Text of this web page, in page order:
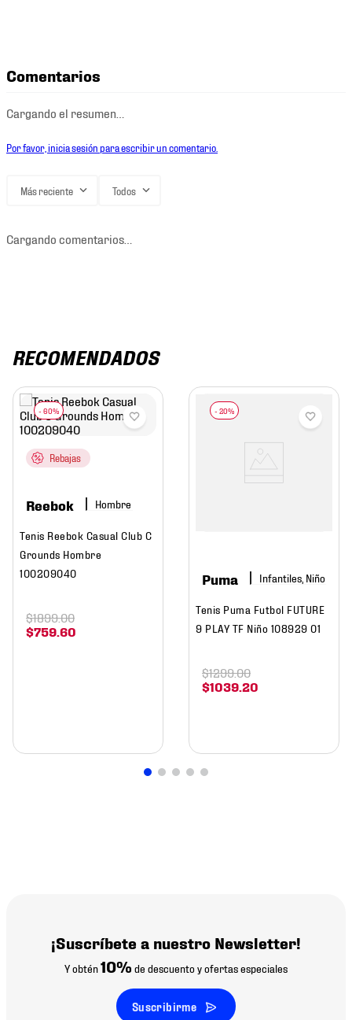
Comentarios
Cargando el resumen…
Por favor, inicia sesión para escribir un comentario.
Más reciente Todos
Cargando comentarios…
RECOMENDADOS
Rebajas
Reebok Hombre
Tenis Reebok Casual Club C
Grounds Hombre
100209040
$759.60
$1899.00
Puma Infantiles, Niño
Tenis Puma Futbol FUTURE
9 PLAY TF Niño 108929 01
$1039.20
$1299.00
¡Suscríbete a nuestro Newsletter!
Y obtén10% de descuento y ofertas especiales
Suscribirme